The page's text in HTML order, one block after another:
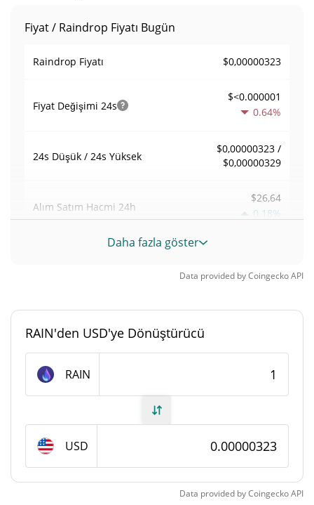
Fiyat / Raindrop Fiyatı Bugün
Raindrop Fiyatı $0,00000323
Fiyat Değişimi 24s
$<0.000001
0.64%
24s Düşük / 24s Yüksek
$0,00000323 /
$0,00000329
Alım Satım Hacmi 24h
$26,64
0.18%
Hacim / Piyasa Değeri
Raindrop Arzı
Toplam Arz 999.988.046,178 RAIN
Daha fazla göster
Data provided byCoingeckoAPI
RAIN'den USD'ye Dönüştürücü
RAIN
USD
Data provided byCoingeckoAPI